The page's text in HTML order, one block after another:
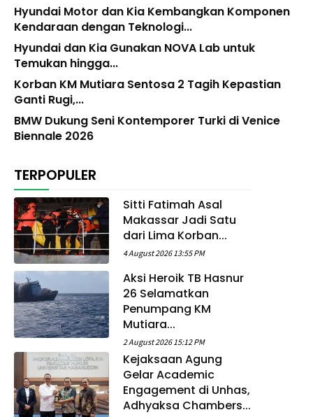
Hyundai Motor dan Kia Kembangkan Komponen
Kendaraan dengan Teknologi...
Hyundai dan Kia Gunakan NOVA Lab untuk
Temukan hingga...
Korban KM Mutiara Sentosa 2 Tagih Kepastian
Ganti Rugi,...
BMW Dukung Seni Kontemporer Turki di Venice
Biennale 2026
TERPOPULER
Sitti Fatimah Asal
Makassar Jadi Satu
dari Lima Korban...
4 August 2026 13:55 PM
Aksi Heroik TB Hasnur
26 Selamatkan
Penumpang KM
Mutiara...
2 August 2026 15:12 PM
Kejaksaan Agung
Gelar Academic
Engagement di Unhas,
Adhyaksa Chambers...